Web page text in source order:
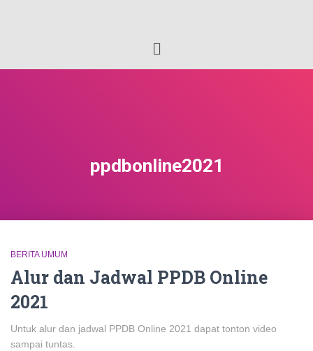
ppdbonline2021
BERITA UMUM
Alur dan Jadwal PPDB Online
2021
Untuk alur dan jadwal PPDB Online 2021 dapat tonton video
sampai tuntas.